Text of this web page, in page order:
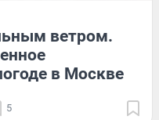
ветром.
в Москве
5